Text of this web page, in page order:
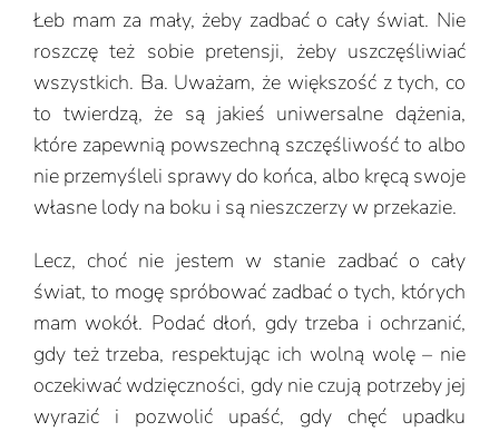
Łeb mam za mały, żeby zadbać o cały świat. Nie
roszczę też sobie pretensji, żeby uszczęśliwiać
wszystkich. Ba. Uważam, że większość z tych, co
to twierdzą, że są jakieś uniwersalne dążenia,
które zapewnią powszechną szczęśliwość to albo
nie przemyśleli sprawy do końca, albo kręcą swoje
własne lody na boku i są nieszczerzy w przekazie.
Lecz, choć nie jestem w stanie zadbać o cały
świat, to mogę spróbować zadbać o tych, których
mam wokół. Podać dłoń, gdy trzeba i ochrzanić,
gdy też trzeba, respektując ich wolną wolę – nie
oczekiwać wdzięczności, gdy nie czują potrzeby jej
wyrazić i pozwolić upaść, gdy chęć upadku